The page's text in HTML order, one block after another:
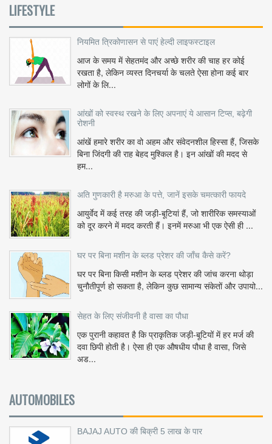
LIFESTYLE
नियमित त्रिकोणासन से पाएं हेल्दी लाइफस्टाइल
आज के समय में सेहतमंद और अच्छे शरीर की चाह हर कोई
रखता है, लेकिन व्यस्त दिनचर्या के चलते ऐसा होना कई बार
लोगों के लि...
आंखों को स्वस्थ रखने के लिए अपनाएं ये आसान टिप्स, बढ़ेगी
रोशनी
आंखें हमारे शरीर का वो अहम और संवेदनशील हिस्सा हैं, जिसके
बिना जिंदगी की राह बेहद मुश्किल है। इन आंखों की मदद से
हम...
अति गुणकारी है मरुआ के पत्ते, जानें इसके चमत्कारी फायदे
आयुर्वेद में कई तरह की जड़ी-बूटियां हैं, जो शारीरिक समस्याओं
को दूर करने में मदद करती हैं। इनमें मरुआ भी एक ऐसी ही ...
घर पर बिना मशीन के ब्लड प्रेशर की जाँच कैसे करें?
घर पर बिना किसी मशीन के ब्लड प्रेशर की जांच करना थोड़ा
चुनौतीपूर्ण हो सकता है, लेकिन कुछ सामान्य संकेतों और उपायो...
सेहत के लिए संजीवनी है वासा का पौधा
एक पुरानी कहावत है कि प्राकृतिक जड़ी-बूटियों में हर मर्ज की
दवा छिपी होती है। ऐसा ही एक औषधीय पौधा है वासा, जिसे
अड...
AUTOMOBILES
BAJAJ AUTO की बिक्री 5 लाख के पार